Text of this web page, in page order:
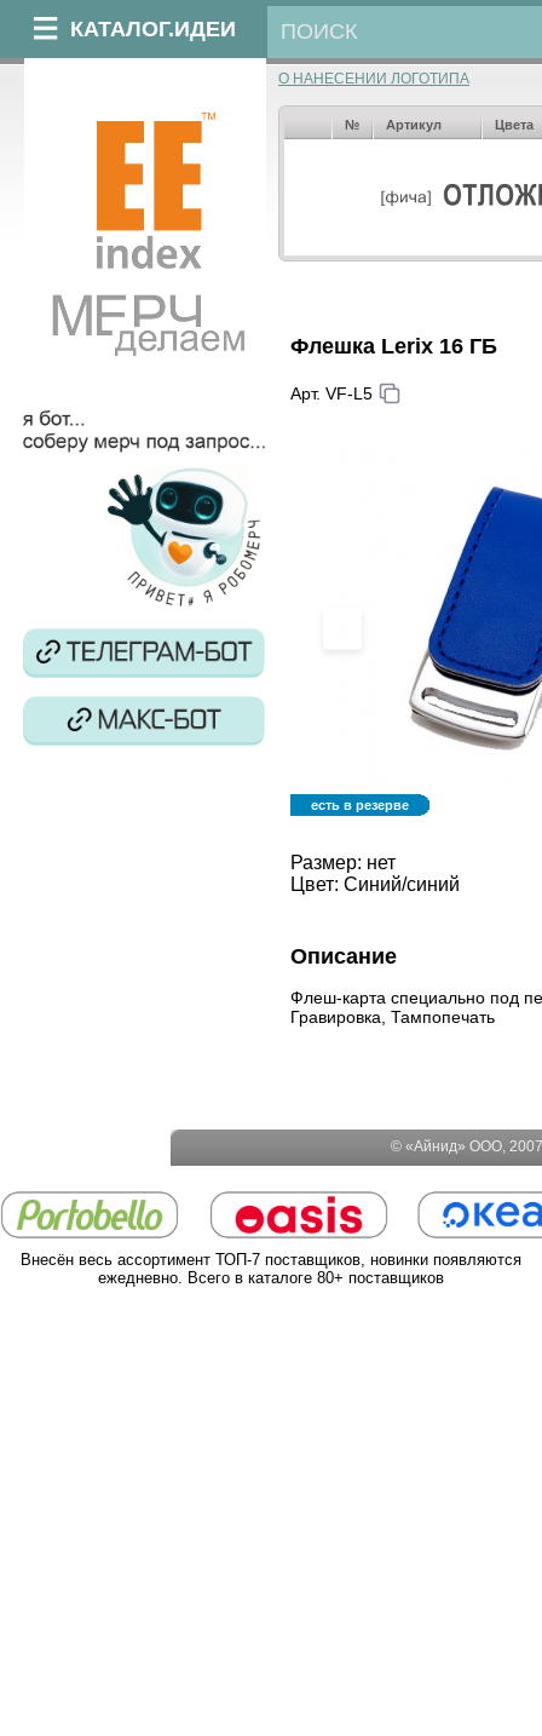
КАТАЛОГ.ИДЕИ
О НАНЕСЕНИИ ЛОГОТИПА
№ Артикул Цвета
Флешка Lerix 16 ГБ
Арт. VF-L5
есть в резерве
Размер: нет
Цвет: Синий/синий
Описание
Флеш-карта специально под
Гравировка, Тампопечать
© «Айнид» ООО,
Внесён весь ассортимент ТОП-7 поставщиков, новинки появляются
ежедневно. Всего в каталоге 80+ поставщиков